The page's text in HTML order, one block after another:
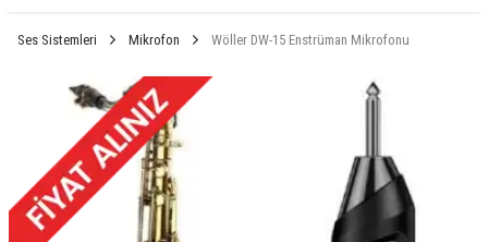
Ses Sistemleri Mikrofon Wöller DW-15 Enstrüman Mikrofonu